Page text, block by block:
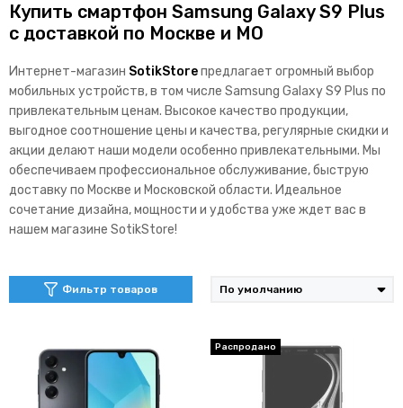
Купить смартфон Samsung Galaxy S9 Рlus
с доставкой по Москве и МО
Интернет-магазин SotikStoreпредлагает огромный выбор
мобильных устройств, в том числе Samsung Galaxy S9 Рlus по
привлекательным ценам. Высокое качество продукции,
выгодное соотношение цены и качества, регулярные скидки и
акции делают наши модели особенно привлекательными. Мы
обеспечиваем профессиональное обслуживание, быструю
доставку по Москве и Московской области. Идеальное
сочетание дизайна, мощности и удобства уже ждет вас в
нашем магазине SotikStore!
Фильтр товаров